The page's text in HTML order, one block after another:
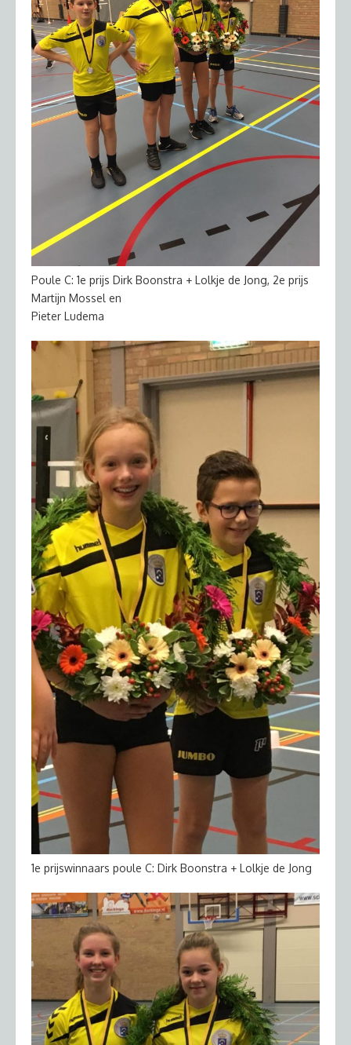
Poule C: 1e prijs Dirk Boonstra + Lolkje de Jong, 2e prijs
Martijn Mossel en
Pieter Ludema
1e prijswinnaars poule C: Dirk Boonstra + Lolkje de Jong